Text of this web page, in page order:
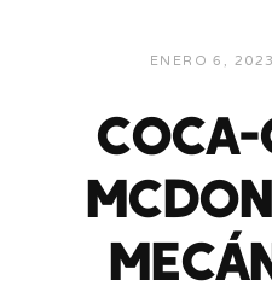
ENERO 6, 2023